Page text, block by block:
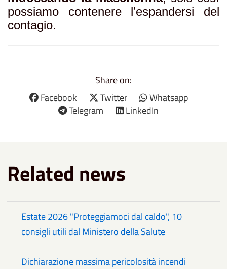
possiamo contenere l’espandersi del
contagio.
Share on:
Facebook
Twitter
Whatsapp
Telegram
LinkedIn
Related news
Estate 2026 "Proteggiamoci dal caldo", 10
consigli utili dal Ministero della Salute
Dichiarazione massima pericolosità incendi